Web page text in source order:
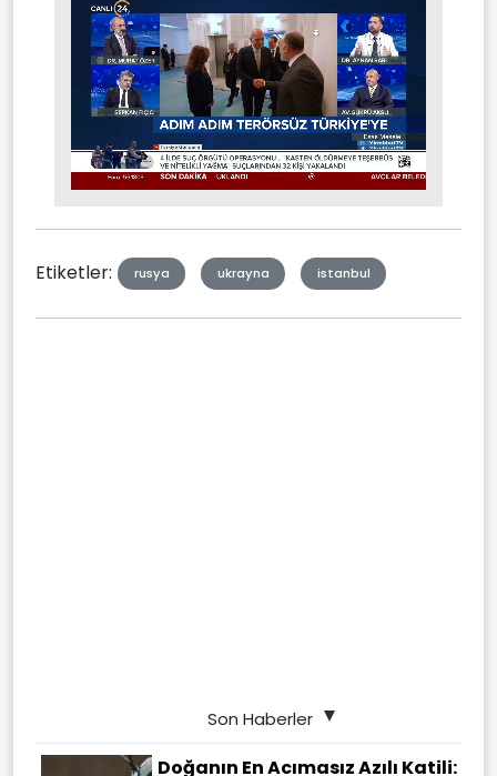
Mute Stream
Etiketler: rusya ukrayna istanbul
Son Haberler
Doğanın En Acımasız Azılı Katili: